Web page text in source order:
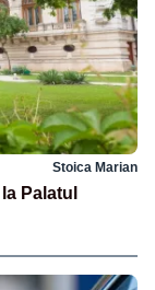
Stoica Marian
Palatul